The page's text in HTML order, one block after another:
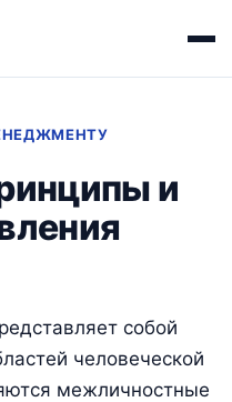
и
собой
человеческой
межличностные